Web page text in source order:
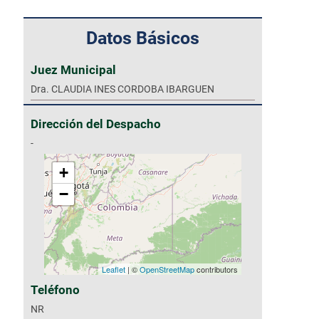
Datos Básicos
Juez Municipal
Dra. CLAUDIA INES CORDOBA IBARGUEN
Dirección del Despacho
-
+
−
Leaflet | ©OpenStreetMapcontributors
Teléfono
NR